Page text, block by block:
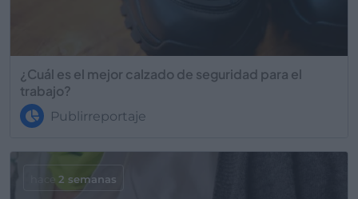
¿Cuál es el mejor calzado de seguridad para el
trabajo?
Publirreportaje
hace 2 semanas